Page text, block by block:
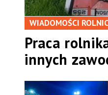
WIADOMOŚCI
Praca
innych